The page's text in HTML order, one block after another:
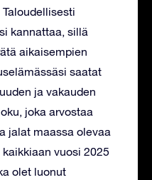
kannattaa, sillä
aikaisempien
saatat
ja vakauden
joka arvostaa
jalat maassa olevaa
vuosi 2025
olet luonut